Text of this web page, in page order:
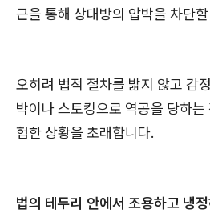
근을 통해 상대방의 압박을 차단
오히려 법적 절차를 밟지 않고 감
박이나 스토킹으로 역공을 당하
험한 상황을 초래합니다.
법의 테두리 안에서 조용하고 냉